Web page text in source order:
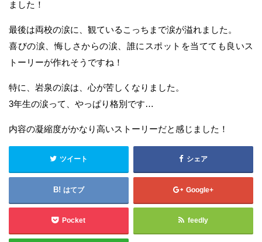
ました！
最後は両校の涙に、観ているこっちまで涙が溢れました。
喜びの涙、悔しさからの涙、誰にスポットを当てても良いス
トーリーが作れそうですね！
特に、岩泉の涙は、心が苦しくなりました。
3年生の涙って、やっぱり格別です…
内容の凝縮度がかなり高いストーリーだと感じました！
ツイート シェア
はてブ Google+
Pocket feedly